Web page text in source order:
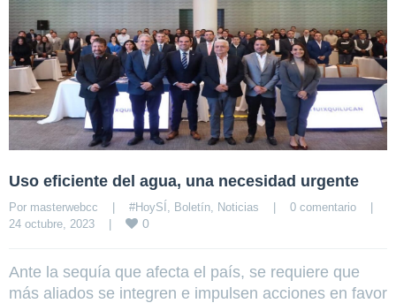
Uso eficiente del agua, una necesidad urgente
Por masterwebcc | #HoySÍ Boletín Noticias | 0 comentario
|
24 octubre, 2023 | 0
Ante la sequía que afecta el país, se requiere que
más aliados se integren e impulsen acciones en favor